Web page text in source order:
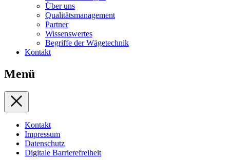
Über uns
Qualitätsmanagement
Partner
Wissenswertes
Begriffe der Wägetechnik
Kontakt
Menü
Kontakt
Impressum
Datenschutz
Digitale Barrierefreiheit